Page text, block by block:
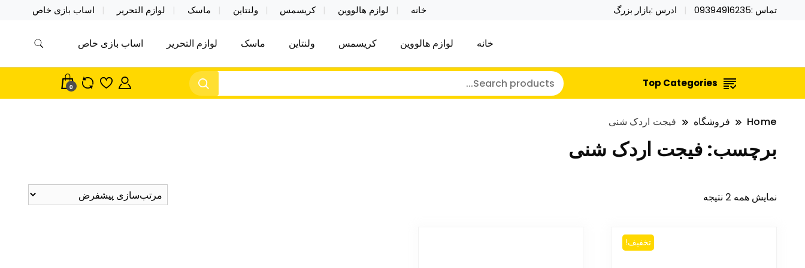
تماس :09394916235 ادرس :بازار بزرگ خانه لوازم هالووین کریسمس ولنتاین ماسک لوازم التحریر اساب بازی خاص
نایکر توی فروش عمده لوازم هالووین ولن تاین کادویی کریسمس اکسسوری ماسک
خرید محصولات خاص فیجت اسباب بازی تراول ماگ نایکر توی فروش عمده لوازم هالووین ولن تاین کادویی کریسمس اکسسوری ماسک در واردات مستقیم
خانه لوازم هالووین کریسمس ولنتاین ماسک لوازم التحریر اساب بازی خاص
Top Categories
0
Home فروشگاه فیجت اردک شنی
برچسب: فیجت اردک شنی
نمایش همه 2 نتیجه
تخفیف!